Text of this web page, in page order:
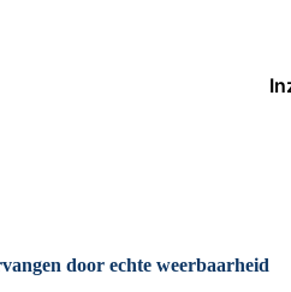
door echte weerbaarheid